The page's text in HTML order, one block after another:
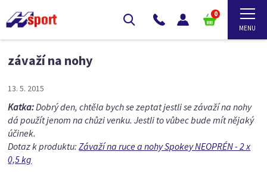
0
závaží na nohy
13. 5. 2015
Katka:Dobrý den, chtěla bych se zeptat jestli se závaží na nohy
dá použít jenom na chůzi venku. Jestli to vůbec bude mít nějaký
účinek.
Dotaz k produktu:Závaží na ruce a nohy Spokey NEOPRÉN - 2 x
0,5 kg